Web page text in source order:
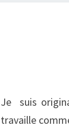
Je suis
travaille